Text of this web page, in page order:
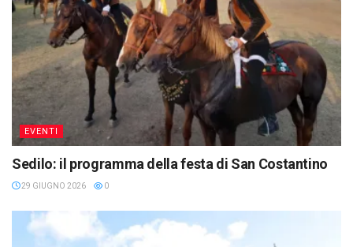
EVENTI
Sedilo: il programma della festa di San Costantino
29 GIUGNO 2026 0